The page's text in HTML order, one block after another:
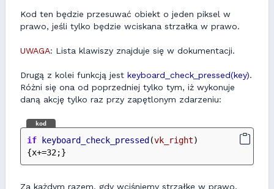
Kod ten będzie przesuwać obiekt o jeden piksel w
prawo, jeśli tylko będzie wciskana strzałka w prawo.
UWAGA: Lista klawiszy znajduje się w dokumentacji.
Drugą z kolei funkcją jest keyboard_check_pressed(key).
Różni się ona od poprzedniej tylko tym, iż wykonuje
daną akcję tylko raz przy zapętlonym zdarzeniu:
kod
if keyboard_check_pressed (vk_right)
{x+=32;}
Za każdym razem, gdy wciśniemy strzałkę w prawo,